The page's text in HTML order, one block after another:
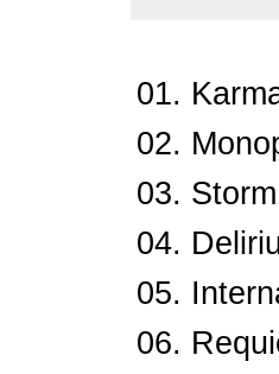
01.
02.
03.
04.
05.
06.